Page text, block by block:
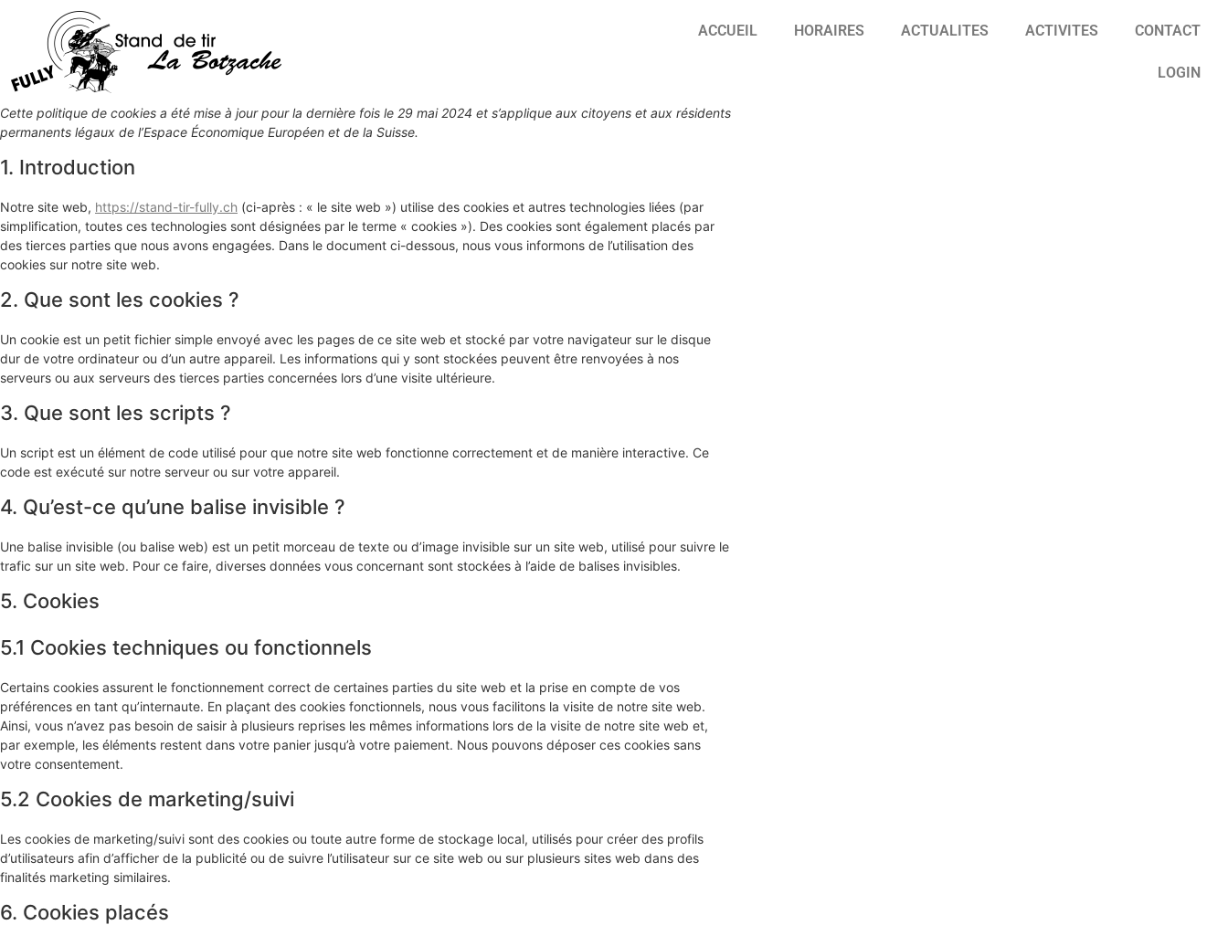
ACCUEIL HORAIRES ACTUALITES ACTIVITES CONTACT
LOGIN
Cette politique de cookies a été mise à jour pour la dernière fois le 29 mai 2024 et s’applique aux citoyens et aux résidents
permanents légaux de l’Espace Économique Européen et de la Suisse.
1. Introduction
Notre site web, https://stand-tir-fully.ch (ci-après : « le site web ») utilise des cookies et autres technologies liées (par
simplification, toutes ces technologies sont désignées par le terme « cookies »). Des cookies sont également placés par
des tierces parties que nous avons engagées. Dans le document ci-dessous, nous vous informons de l’utilisation des
cookies sur notre site web.
2. Que sont les cookies ?
Un cookie est un petit fichier simple envoyé avec les pages de ce site web et stocké par votre navigateur sur le disque
dur de votre ordinateur ou d’un autre appareil. Les informations qui y sont stockées peuvent être renvoyées à nos
serveurs ou aux serveurs des tierces parties concernées lors d’une visite ultérieure.
3. Que sont les scripts ?
Un script est un élément de code utilisé pour que notre site web fonctionne correctement et de manière interactive. Ce
code est exécuté sur notre serveur ou sur votre appareil.
4. Qu’est-ce qu’une balise invisible ?
Une balise invisible (ou balise web) est un petit morceau de texte ou d’image invisible sur un site web, utilisé pour suivre le
trafic sur un site web. Pour ce faire, diverses données vous concernant sont stockées à l’aide de balises invisibles.
5. Cookies
5.1 Cookies techniques ou fonctionnels
Certains cookies assurent le fonctionnement correct de certaines parties du site web et la prise en compte de vos
préférences en tant qu’internaute. En plaçant des cookies fonctionnels, nous vous facilitons la visite de notre site web.
Ainsi, vous n’avez pas besoin de saisir à plusieurs reprises les mêmes informations lors de la visite de notre site web et,
par exemple, les éléments restent dans votre panier jusqu’à votre paiement. Nous pouvons déposer ces cookies sans
votre consentement.
5.2 Cookies de marketing/suivi
Les cookies de marketing/suivi sont des cookies ou toute autre forme de stockage local, utilisés pour créer des profils
d’utilisateurs afin d’afficher de la publicité ou de suivre l’utilisateur sur ce site web ou sur plusieurs sites web dans des
finalités marketing similaires.
6. Cookies placés